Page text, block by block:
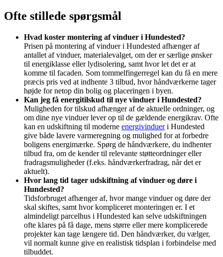
Ofte stillede spørgsmål
Hvad koster montering af vinduer i Hundested?
Prisen på montering af vinduer i Hundested afhænger af
antallet af vinduer, materialevalget, om der er særlige ønsker
til energiklasse eller lydisolering, samt hvor let det er at
komme til facaden. Som tommelfingerregel kan du få en mere
præcis pris ved at indhente 3 tilbud, hvor håndværkerne tager
højde for netop din bolig og placeringen i byen.
Kan jeg få energitilskud til nye vinduer i Hundested?
Muligheden for tilskud afhænger af de aktuelle ordninger, og
om dine nye vinduer lever op til de gældende energikrav. Ofte
kan en udskiftning til moderne energivindueri Hundested
give både lavere varmeregning og mulighed for at forbedre
boligens energimærke. Spørg de håndværkere, du indhenter
tilbud fra, om de kender til relevante støtteordninger eller
fradragsmuligheder (f.eks. håndværkerfradrag, når det er
aktuelt).
Hvor lang tid tager udskiftning af vinduer og døre i
Hundested?
Tidsforbruget afhænger af, hvor mange vinduer og døre der
skal skiftes, samt hvor kompliceret monteringen er. I et
almindeligt parcelhus i Hundested kan selve udskiftningen
ofte klares på få dage, mens større eller mere komplicerede
projekter kan tage længere tid. Den håndværker, du vælger,
vil normalt kunne give en realistisk tidsplan i forbindelse med
tilbuddet.